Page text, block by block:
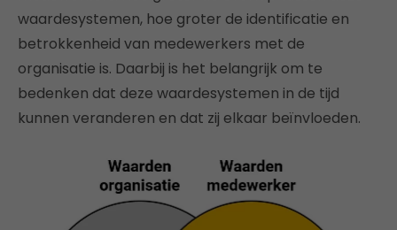
waardesystemen, hoe groter de identificatie en
betrokkenheid van medewerkers met de
organisatie is. Daarbij is het belangrijk om te
bedenken dat deze waardesystemen in de tijd
kunnen veranderen en dat zij elkaar beïnvloeden.